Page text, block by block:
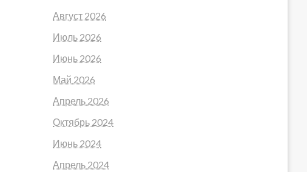
Август 2026
Июль 2026
Июнь 2026
Май 2026
Апрель 2026
Октябрь 2024
Июнь 2024
Апрель 2024